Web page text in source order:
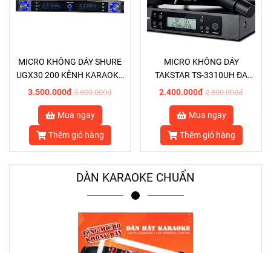
MICRO KHÔNG DÁY SHURE
UGX30 200 KÊNH KARAOKE
HỘI NGHỊ CAO CẤP
3.500.000đ 3.800.000đ
Mua ngay
Thêm giỏ hàng
MICRO KHÔNG DÁY
TAKSTAR TS-3310UH ĐA
KÊNH KARAOKE HỘI NGHỊ
2.400.000đ 2.800.000đ
Mua ngay
Thêm giỏ hàng
DÀN KARAOKE CHUẨN